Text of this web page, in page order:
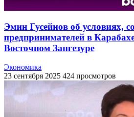
Эмин Гусейнов об условиях,
предпринимателей в
Восточном Зангезуре
Экономика
23 сентября 2025 424 просмотров